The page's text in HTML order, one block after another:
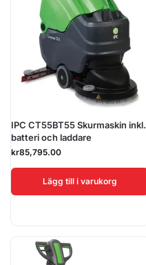
IPC CT55BT55 Skurmaskin inkl.
batteri och laddare
kr85,795.00
Lägg till i varukorg